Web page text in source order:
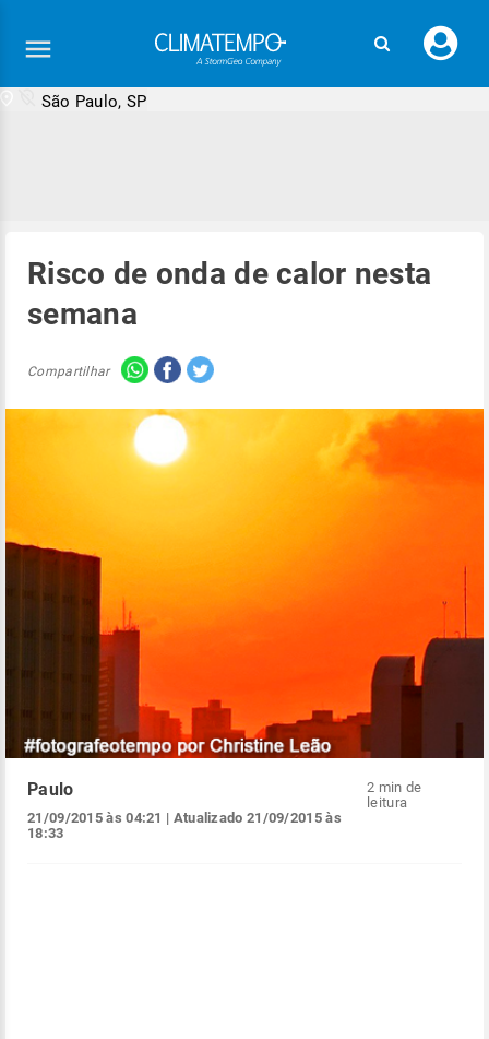
seu
São Paulo, SP
Risco de onda de calor nesta
semana
Compartilhar
Paulo
21/09/2015 às 04:21 | Atualizado 21/09/2015 às
18:33
2 min de
leitura